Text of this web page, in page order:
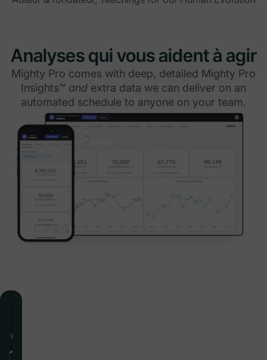
Analyses qui vous aident à agir
Mighty Pro comes with deep, detailed Mighty Pro
Insights™ and extra data we can deliver on an
automated schedule to anyone on your team.